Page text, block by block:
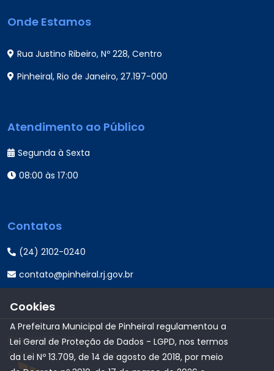
Onde Estamos
Rua Justino Ribeiro, Nº 228, Centro
Pinheiral, Rio de Janeiro, 27.197-000
Atendimento ao Público
Segunda à Sexta
08:00 às 17:00
Contatos
(24) 2102-0240
contato@pinheiral.rj.gov.br
Copyright © 2022
Prefeitura Municipal de Pinheiral
Cookies
A Prefeitura Municipal de Pinheiral regulamentou a
Lei Geral de Proteção de Dados - LGPD, nos termos
da Lei Nº 13.709, de 14 de agosto de 2018, por meio